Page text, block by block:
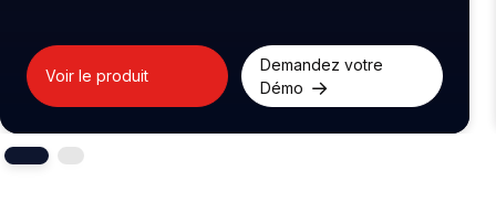
Voir le produit
Demandez votre
Démo